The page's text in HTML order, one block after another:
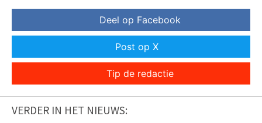
Deel op Facebook
Post op X
Tip de redactie
VERDER IN HET NIEUWS: